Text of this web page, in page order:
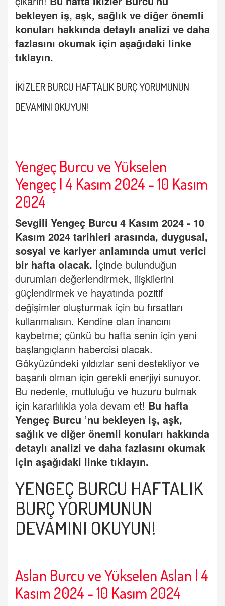
bekleyen iş, aşk, sağlık ve diğer önemli
konuları hakkında detaylı analizi ve daha
fazlasını okumak için aşağıdaki linke
tıklayın.
İKİZLER BURCU HAFTALIK BURÇ YORUMUNUN
DEVAMINI OKUYUN!
Yengeç Burcu ve Yükselen
Yengeç | 4 Kasım 2024 - 10 Kasım
2024
Sevgili Yengeç Burcu 4 Kasım 2024 - 10
Kasım 2024 tarihleri arasında, duygusal,
sosyal ve kariyer anlamında umut verici
bir hafta olacak. İçinde bulunduğun
durumları değerlendirmek, ilişkilerini
güçlendirmek ve hayatında pozitif
değişimler oluşturmak için bu fırsatları
kullanmalısın. Kendine olan inancını
kaybetme; çünkü bu hafta senin için yeni
başlangıçların habercisi olacak.
Gökyüzündeki yıldızlar seni destekliyor ve
başarılı olman için gerekli enerjiyi sunuyor.
Bu nedenle, mutluluğu ve huzuru bulmak
için kararlılıkla yola devam et! Bu hafta
Yengeç Burcu ’nu bekleyen iş, aşk,
sağlık ve diğer önemli konuları hakkında
detaylı analizi ve daha fazlasını okumak
için aşağıdaki linke tıklayın.
YENGEÇ BURCU HAFTALIK
BURÇ YORUMUNUN
DEVAMINI OKUYUN!
Aslan Burcu ve Yükselen Aslan | 4
Kasım 2024 - 10 Kasım 2024